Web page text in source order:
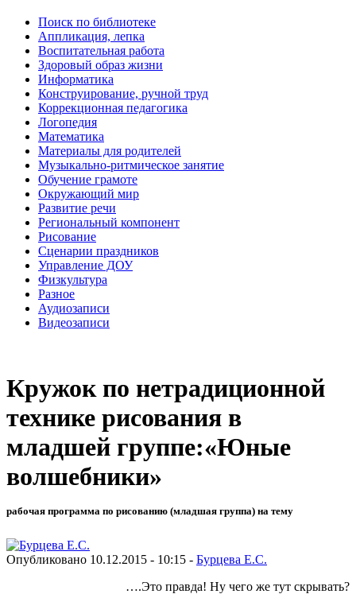
Поиск по библиотеке
Аппликация, лепка
Воспитательная работа
Здоровый образ жизни
Информатика
Конструирование, ручной труд
Коррекционная педагогика
Логопедия
Математика
Материалы для родителей
Музыкально-ритмическое занятие
Обучение грамоте
Окружающий мир
Развитие речи
Региональный компонент
Рисование
Сценарии праздников
Управление ДОУ
Физкультура
Разное
Аудиозаписи
Видеозаписи
Кружок по нетрадиционной
технике рисования в
младшей группе:«Юные
волшебники»
рабочая программа по рисованию (младшая группа) на тему
Опубликовано 10.12.2015 - 10:15 - Бурцева Е.С.
….Это правда! Ну чего же тут скрывать?